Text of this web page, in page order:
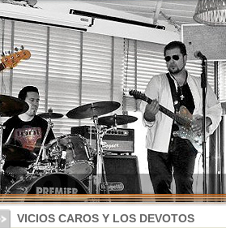
VICIOS CAROS Y LOS DEVOTOS